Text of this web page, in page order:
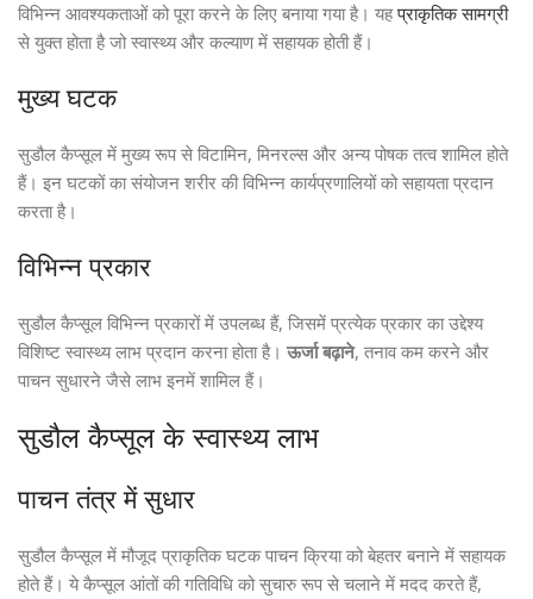
विभिन्न आवश्यकताओं को पूरा करने के लिए बनाया गया है। यहप्राकृतिक सामग्री
से युक्त होता है जो स्वास्थ्य और कल्याण में सहायक होती हैं।
मुख्य घटक
सुडौल कैप्सूल में मुख्य रूप से विटामिन, मिनरल्स और अन्य पोषक तत्व शामिल होते
हैं। इन घटकों का संयोजन शरीर की विभिन्न कार्यप्रणालियों को सहायता प्रदान
करता है।
विभिन्न प्रकार
सुडौल कैप्सूल विभिन्न प्रकारों में उपलब्ध हैं, जिसमें प्रत्येक प्रकार का उद्देश्य
विशिष्ट स्वास्थ्य लाभ प्रदान करना होता है। ऊर्जा बढ़ाने, तनाव कम करने और
पाचन सुधारने जैसे लाभ इनमें शामिल हैं।
सुडौल कैप्सूल के स्वास्थ्य लाभ
पाचन तंत्र में सुधार
सुडौल कैप्सूल में मौजूद प्राकृतिक घटक पाचन क्रिया को बेहतर बनाने में सहायक
होते हैं। ये कैप्सूल आंतों की गतिविधि को सुचारु रूप से चलाने में मदद करते हैं,